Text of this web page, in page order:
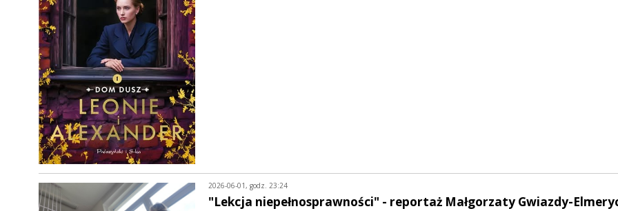
2026-06-01, godz. 23:24
"Lekcja niepełnosprawności" - reportaż Małgorzaty Gwiazdy-